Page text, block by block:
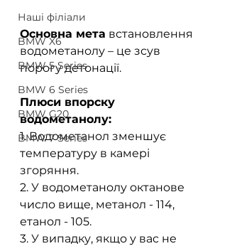
Наші філіали
BMW X6
BMW 5 Series
BMW 6 Series
BMW G20
BMW 7 Series
Основна мета встановлення
водометанолу – це зсув
порогу детонації.
Плюси впорску
водометанолу:
1. Водометанол зменшує
температуру в камері
згоряння.
2. У водометанолу октанове
число вище, метанол - 114,
етанол - 105.
3. У випадку, якщо у вас не